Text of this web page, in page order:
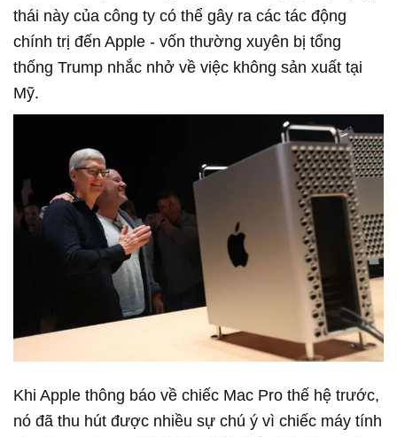
thái này của công ty có thể gây ra các tác động
chính trị đến Apple - vốn thường xuyên bị tổng
thống Trump nhắc nhở về việc không sản xuất tại
Mỹ.
Khi Apple thông báo về chiếc Mac Pro thế hệ trước,
nó đã thu hút được nhiều sự chú ý vì chiếc máy tính